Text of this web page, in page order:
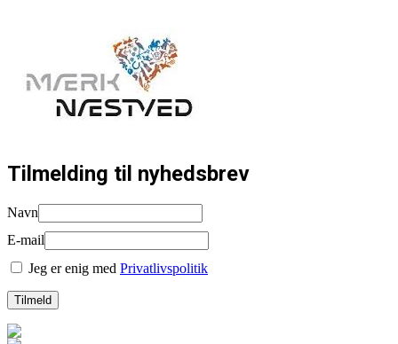
Tilmelding til nyhedsbrev
Navn
E-mail
Jeg er enig med Privatlivspolitik